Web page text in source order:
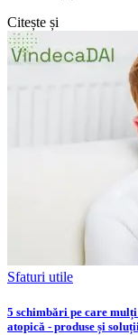
Citește și
Sfaturi utile
5 schimbări pe care
atopică - produse și